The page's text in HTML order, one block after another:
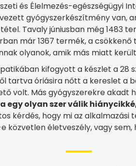
és Élelmezés-egészségügyi
gyógyszerkészítmény van,
Tavaly júniusban még 1483
már 1367 termék, a
olyanok, amik más miatt
kifogyott a készlet a 28
tartva óriásira nőtt a kereslet a
volt. Más gyógyszerekre
egy olyan szer válik
kérdés, hogy mi az
közvetlen életveszély, vagy